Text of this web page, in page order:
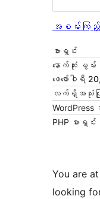
အစမ်းက
ဗားရှင်း
နောက်ဆုံး မွ
ဖေ‌ဖော်ဝါရီ
လက်ရှိအသုံးပြု
WordPress
PHP ဗားရှင်း
You are
looking